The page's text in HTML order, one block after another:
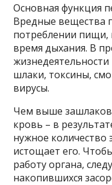
Основная функция
Вредные вещества
потреблении
время дыхания. В
шлаки, токсины,
вирусы.
Чем выше
кровь – в
нужное количество
истощает его.
работу органа,
накопившихся